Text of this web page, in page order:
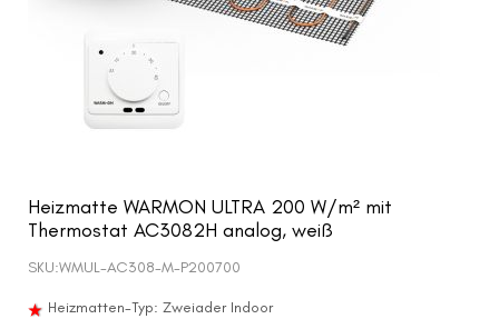
Heizmatte WARMON ULTRA 200 W/m² mit
Thermostat AC3082H analog, weiß
SKU:WMUL-AC308-M-P200700
Heizmatten-Typ: Zweiader Indoor